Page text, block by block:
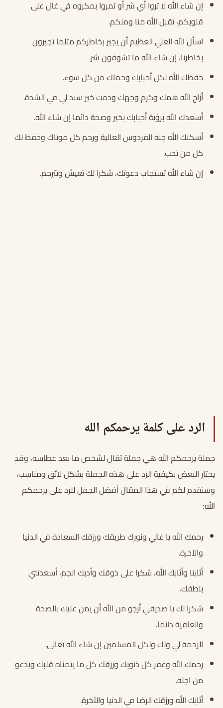
إن شاء الله لا تروا أي شر أو تمروا بمكروه في غال على
قلوبكم، تقبل الله منا ومنكم.
اسأل الله العلي العظيم أن يجبر بخاطركم مثلما تجبرون
بخاطرنا، إن شاء الله ما تشوفون شر.
حفظك الله لكل أحبابك وحماك من كل سوء.
أزاح الله همك وكرم وجهك ودمت خير سند لي في الشدة.
أسعدك الله برؤية أحبابك بخير وصحة دائما إن شاء الله.
أسكنك الله جنة الفردوس العالية ورحم كل موتاك وحفظ لك
كل من تحب.
إن شاء الله تستجاب دعوتك، شكرا لك تعيش وتترحم.
الرد على كلمة يرحمكم الله
جملة يرحمكم الله هي جملة تقال لشخص ما بعد عطاسه، وقد
يحتار البعض بكيفية الرد على هذه الجملة بشكل لائق ومناسب،
وسنقدم لكم في هذا المقال أفضل الجمل للرد على يرحمكم
الله:
رحمك الله يا غالي ونورك طريقك ورزقك السعادة في الدنيا
والآخرة.
أثابنا وأثابك الله، شكرا على ذوقك وأدبك الجم، أسعدتني
بلطفك.
شكرا لك يا صديقي أرجو من الله أن يمن عليك بالصحة
والعافية دائما.
الرحمة لي ولك ولكل المسلمين إن شاء الله تعالى.
رحمك الله وغفر كل ذنوبك ورزقك كل ما يتمناه قلبك ويدعو
من اجله.
أثابك الله ورزقك الرضا في الدنيا والآخرة.